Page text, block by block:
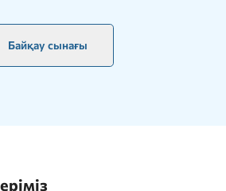
Байқау сынағы